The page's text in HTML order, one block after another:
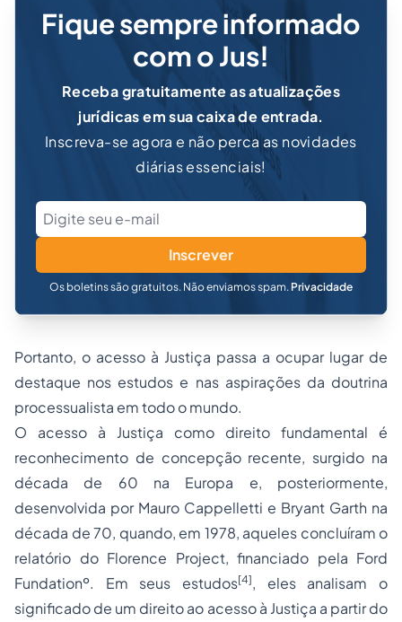
Fique sempre informado
com o Jus!
Receba gratuitamente as atualizações
jurídicas em sua caixa de entrada.
Inscreva-se agora e não perca as novidades
diárias essenciais!
Inscrever
Os boletins são gratuitos. Não enviamos spam. Privacidade
Portanto, o acesso à Justiça passa a ocupar lugar de
destaque nos estudos e nas aspirações da doutrina
processualista em todo o mundo.
O acesso à Justiça como direito fundamental é
reconhecimento de concepção recente, surgido na
década de 60 na Europa e, posteriormente,
desenvolvida por Mauro Cappelletti e Bryant Garth na
década de 70, quando, em 1978, aqueles concluíram o
relatório do Florence Project, financiado pela Ford
Fundationº. Em seus estudos[4], eles analisam o
significado de um direito ao acesso à Justiça a partir do